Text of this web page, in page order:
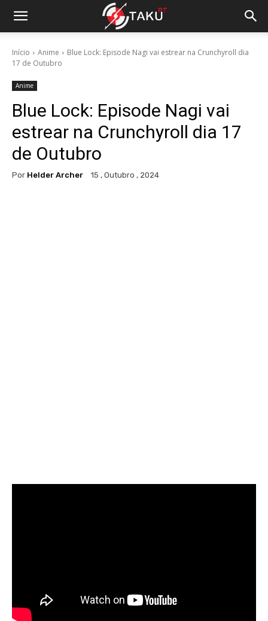
Início Anime
Blue Lock: Episode Nagi vai estrear na Crunchyroll dia
17 de Outubro
Anime
Blue Lock: Episode Nagi vai
estrear na Crunchyroll dia 17
de Outubro
Por Helder Archer 15 , Outubro , 2024